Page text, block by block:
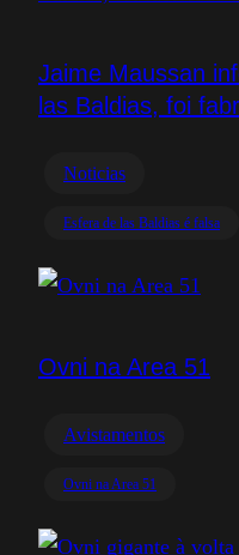
Jaime Maussan
las Baldias, foi
Noticias
Esfera de las Baldias é falsa
Ovni na Area 51
Avistamentos
Ovni na Area 51